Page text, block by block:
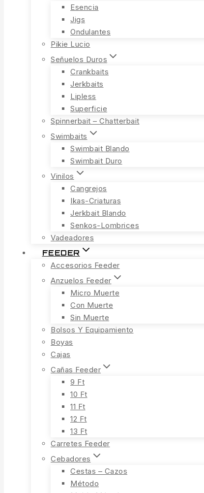
Esencia
Jigs
Ondulantes
Pikie Lucio
Señuelos Duros
Crankbaits
Jerkbaits
Lipless
Superficie
Spinnerbait – Chatterbait
Swimbaits
Swimbait Blando
Swimbait Duro
Vinilos
Cangrejos
Ikas-Criaturas
Jerkbait Blando
Senkos-Lombrices
Vadeadores
FEEDER
Accesorios Feeder
Anzuelos Feeder
Micro Muerte
Con Muerte
Sin Muerte
Bolsos Y Equipamiento
Boyas
Cajas
Cañas Feeder
9 Ft
10 Ft
11 Ft
12 Ft
13 Ft
Carretes Feeder
Cebadores
Cestas – Cazos
Método